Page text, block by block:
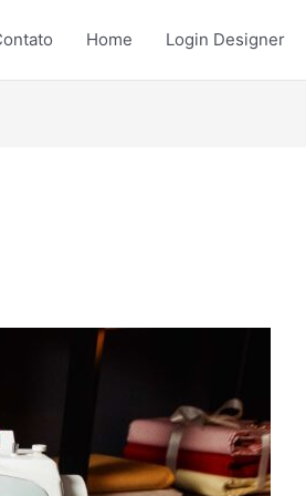
Home Login Designer